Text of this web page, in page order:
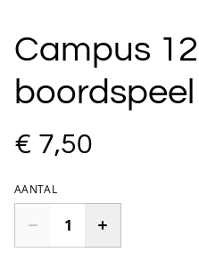
Campus 12
boordspeel
€ 7,50
AANTAL